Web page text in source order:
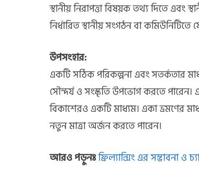
স্থানীয় নিরাপত্তা বিষয়ক তথ্য দিতে এবং
নির্ধারিত স্থানীয় সংগঠন বা
উপসংহার:
একটি সঠিক পরিকল্পনা এবং সতর্কতার
সৌন্দর্য ও সংস্কৃতি উপভোগ করতে পারেন।
বিকাশেরও একটি মাধ্যম। একা ভ্রমণের
নতুন মাত্রা অর্জন করতে পারেন।
আরও পড়ুনঃফ্রিল্যান্সিং এর সম্ভাবনা ও